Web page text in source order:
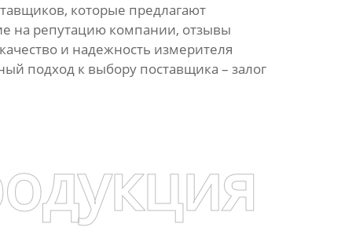
которые предлагают
на репутацию компании, отзывы
и надежность измерителя
подход к выбору поставщика – залог